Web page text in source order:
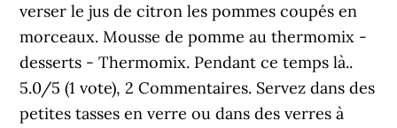
verser le jus de citron les pommes coupés en
morceaux. Mousse de pomme au thermomix -
desserts - Thermomix. Pendant ce temps là..
5.0/5 (1 vote), 2 Commentaires. Servez dans des
petites tasses en verre ou dans des verres à